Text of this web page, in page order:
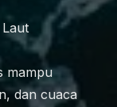
mampu
dan cuaca